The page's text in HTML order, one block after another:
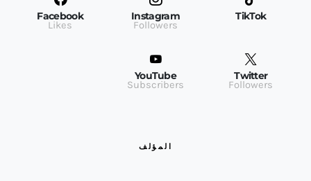
TikTok
Instagram
Followers
Facebook
Likes
Twitter
Followers
YouTube
Subscribers
المؤلف